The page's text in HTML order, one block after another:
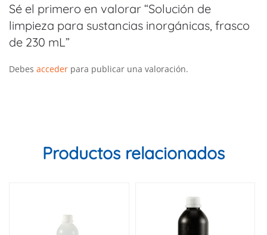
Sé el primero en valorar “Solución de
limpieza para sustancias inorgánicas, frasco
de 230 mL”
Debes acceder para publicar una valoración.
Productos relacionados